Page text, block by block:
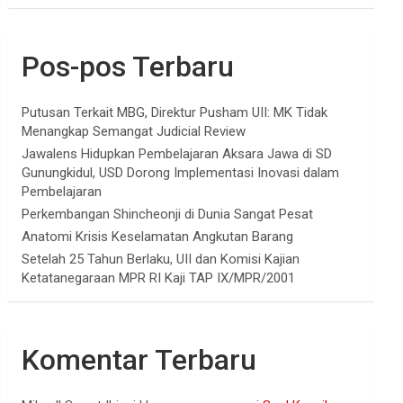
Pos-pos Terbaru
Putusan Terkait MBG, Direktur Pusham UII: MK Tidak
Menangkap Semangat Judicial Review
Jawalens Hidupkan Pembelajaran Aksara Jawa di SD
Gunungkidul, USD Dorong Implementasi Inovasi dalam
Pembelajaran
Perkembangan Shincheonji di Dunia Sangat Pesat
Anatomi Krisis Keselamatan Angkutan Barang
Setelah 25 Tahun Berlaku, UII dan Komisi Kajian
Ketatanegaraan MPR RI Kaji TAP IX/MPR/2001
Komentar Terbaru